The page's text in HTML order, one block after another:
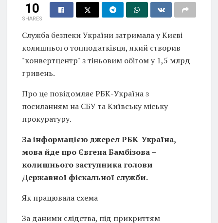
10
SHARES
Служба безпеки України затримала у Києві
колишнього топподатківця, який створив
"конвертцентр" з тіньовим обігом у 1,5 млрд
гривень.
Про це повідомляє РБК-Україна з
посиланням на СБУ та Київську міську
прокуратуру.
За інформацією джерел РБК-Україна,
мова йде про Євгена Бамбізова –
колишнього заступника голови
Державної фіскальної служби.
Як працювала схема
За даними слідства, під прикриттям